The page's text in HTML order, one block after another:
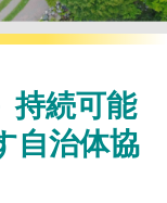
持続可能
自治体協